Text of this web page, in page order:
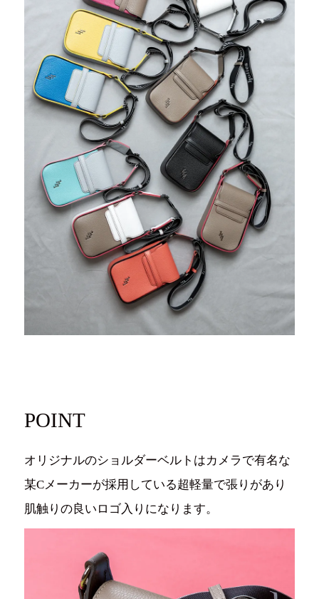
ログイン / 新規登録
買い物かご
お問い合わせ
ご利用ガイド
POINT
オリジナルのショルダーベルトはカメラで有名な
某Cメーカーが採用している超軽量で張りがあり
肌触りの良いロゴ入りになります。